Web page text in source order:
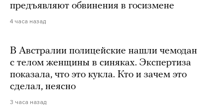
предъявляют обвинения в госизмене
4 часа назад
В Австралии полицейские нашли чемодан
с телом женщины в синяках. Экспертиза
показала, что это кукла. Кто и зачем это
сделал, неясно
3 часа назад